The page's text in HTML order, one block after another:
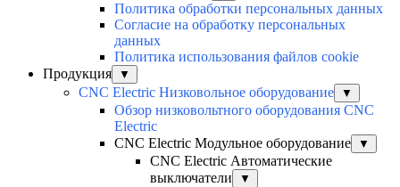
Политика обработки персональных данных
Согласие на обработку персональных
данных
Политика использования файлов cookie
Продукция
▼
CNC Electric Низковольное оборудование ▼
Обзор низковольтного оборудования CNC
Electric
CNC Electric Модульное оборудование
▼
CNC Electric Автоматические
выключатели
▼